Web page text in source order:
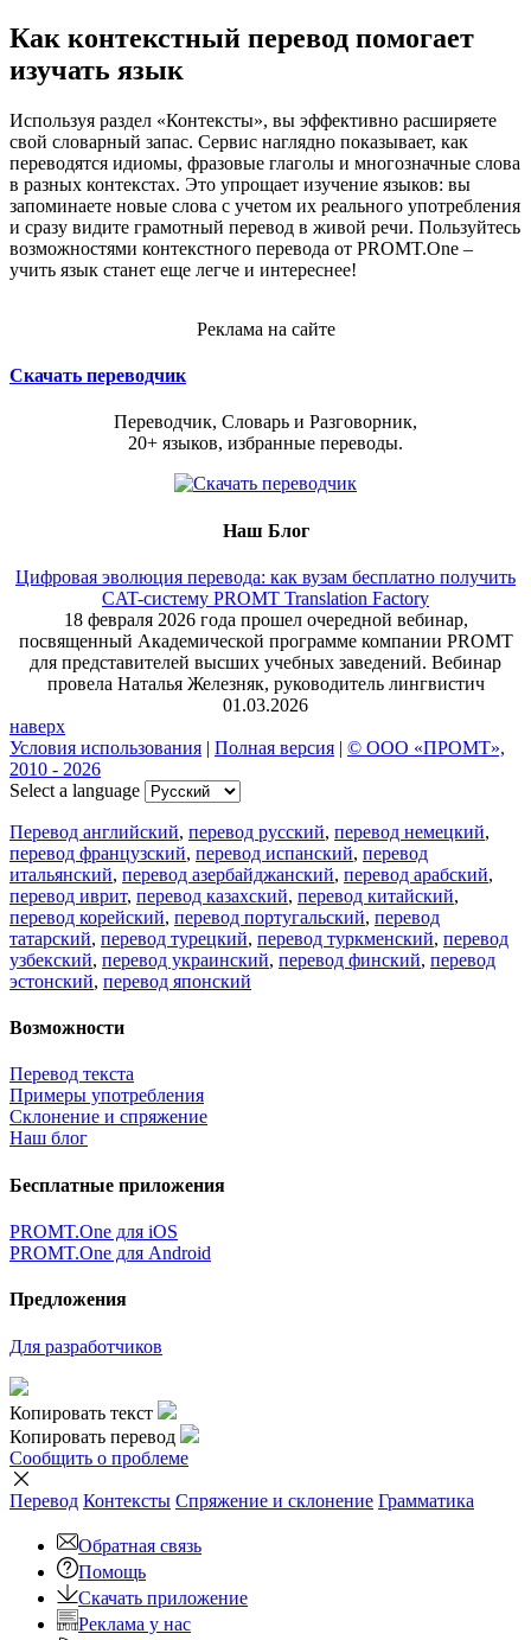
Как контекстный перевод помогает
изучать язык
Используя раздел «Контексты», вы эффективно расширяете
свой словарный запас. Сервис наглядно показывает, как
переводятся идиомы, фразовые глаголы и многозначные слова
в разных контекстах. Это упрощает изучение языков: вы
запоминаете новые слова с учетом их реального употребления
и сразу видите грамотный перевод в живой речи. Пользуйтесь
возможностями контекстного перевода от PROMT.One –
учить язык станет еще легче и интереснее!
Реклама на сайте
Скачать переводчик
Переводчик, Словарь и Разговорник,
20+ языков, избранные переводы.
Наш Блог
Цифровая эволюция перевода: как вузам бесплатно получить
CAT-систему PROMT Translation Factory
18 февраля 2026 года прошел очередной вебинар,
посвященный Академической программе компании PROMT
для представителей высших учебных заведений. Вебинар
провела Наталья Железняк, руководитель лингвистич
01.03.2026
наверх
Условия использования | Полная версия | © ООО «ПРОМТ»,
2010 - 2026
Select a language
Перевод английский, перевод русский, перевод немецкий,
перевод французский, перевод испанский, перевод
итальянский, перевод азербайджанский, перевод арабский,
перевод иврит, перевод казахский, перевод китайский,
перевод корейский, перевод португальский, перевод
татарский, перевод турецкий, перевод туркменский, перевод
узбекский, перевод украинский, перевод финский, перевод
эстонский, перевод японский
Возможности
Перевод текста
Примеры употребления
Склонение и спряжение
Наш блог
Бесплатные приложения
PROMT.One для iOS
PROMT.One для Android
Предложения
Для разработчиков
Копировать текст
Копировать перевод
Сообщить о проблеме
Перевод Контексты Спряжение и склонение Грамматика
Обратная связь
Помощь
Скачать приложение
Реклама у нас